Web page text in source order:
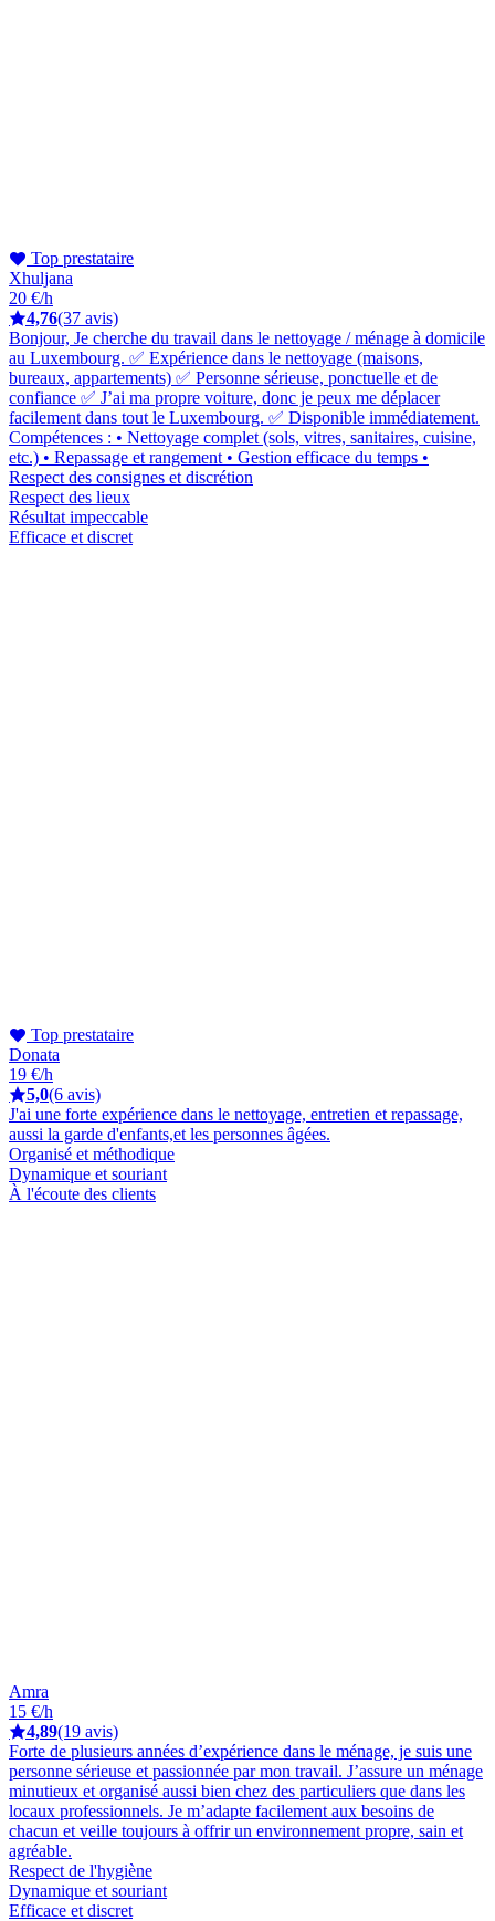
Top prestataire
Xhuljana
20 €/h
4,76(37 avis)
Bonjour, Je cherche du travail dans le nettoyage / ménage à domicile
au Luxembourg. ✅ Expérience dans le nettoyage (maisons,
bureaux, appartements) ✅ Personne sérieuse, ponctuelle et de
confiance ✅ J’ai ma propre voiture, donc je peux me déplacer
facilement dans tout le Luxembourg. ✅ Disponible immédiatement.
Compétences : • Nettoyage complet (sols, vitres, sanitaires, cuisine,
etc.) • Repassage et rangement • Gestion efficace du temps •
Respect des consignes et discrétion
Respect des lieux
Résultat impeccable
Efficace et discret
Top prestataire
Donata
19 €/h
5,0(6 avis)
J'ai une forte expérience dans le nettoyage, entretien et repassage,
aussi la garde d'enfants,et les personnes âgées.
Organisé et méthodique
Dynamique et souriant
À l'écoute des clients
Amra
15 €/h
4,89(19 avis)
Forte de plusieurs années d’expérience dans le ménage, je suis une
personne sérieuse et passionnée par mon travail. J’assure un ménage
minutieux et organisé aussi bien chez des particuliers que dans les
locaux professionnels. Je m’adapte facilement aux besoins de
chacun et veille toujours à offrir un environnement propre, sain et
agréable.
Respect de l'hygiène
Dynamique et souriant
Efficace et discret